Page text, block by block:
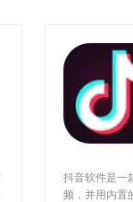
抖音软件是一
频，并用内置